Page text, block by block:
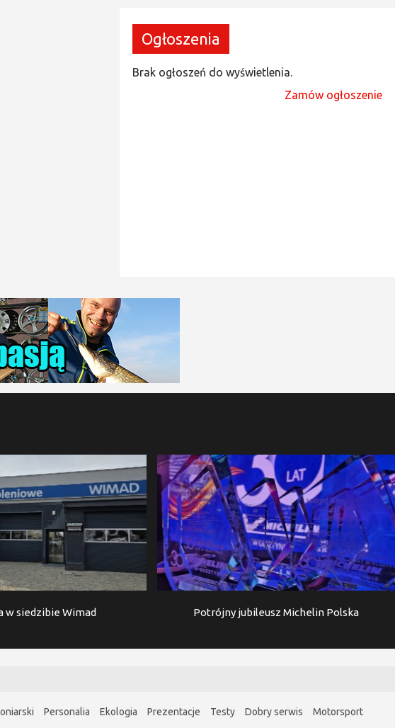
Ogłoszenia
Brak ogłoszeń do wyświetlenia.
Zamów ogłoszenie
w siedzibie Wimad Potrójny jubileusz Michelin Polska
Personalia Ekologia Prezentacje Testy Dobry serwis
Motorsport